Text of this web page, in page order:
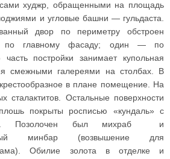
худжр, обращенными на площадь
и угловые башни — гульдаста.
двор по периметру обстроен
по главному фасаду; один — по
постройки занимает купольная
смежными галереями на столбах. В
в плане помещение. На
Остальные поверхности
покрыты росписью «кундаль» с
Позолочен был михраб и
минбар (возвышение для
Обилие золота в отделке и